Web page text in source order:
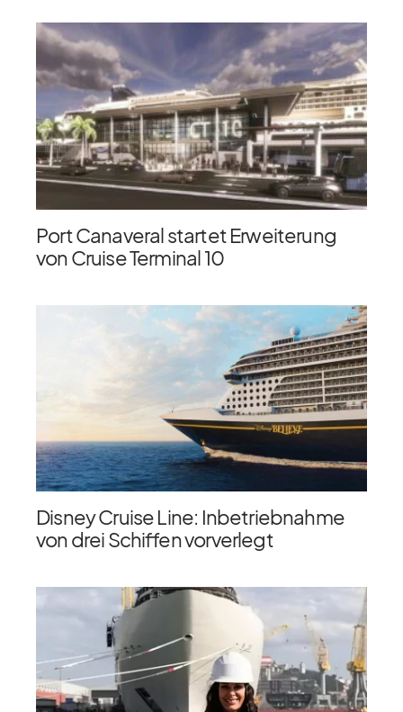
Port Canaveral startet Erweiterung
von Cruise Terminal 10
Disney Cruise Line: Inbetriebnahme
von drei Schiffen vorverlegt